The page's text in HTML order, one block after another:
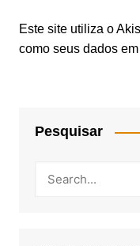
Este site utiliza o
como seus dados
Pesquisar